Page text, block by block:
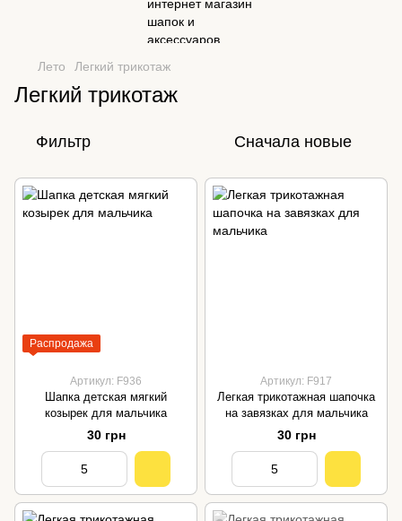
Лето Легкий трикотаж
Легкий трикотаж
Фильтр Сначала новые
Распродажа
Артикул: F936
Шапка детская мягкий
козырек для мальчика
30 грн
Артикул: F917
Легкая трикотажная шапочка
на завязках для мальчика
30 грн